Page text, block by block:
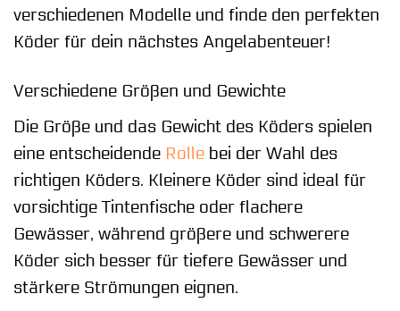
verschiedenen Modelle und finde den perfekten
Köder für dein nächstes Angelabenteuer!
Verschiedene Größen und Gewichte
Die Größe und das Gewicht des Köders spielen
eine entscheidende Rolle bei der Wahl des
richtigen Köders. Kleinere Köder sind ideal für
vorsichtige Tintenfische oder flachere
Gewässer, während größere und schwerere
Köder sich besser für tiefere Gewässer und
stärkere Strömungen eignen.